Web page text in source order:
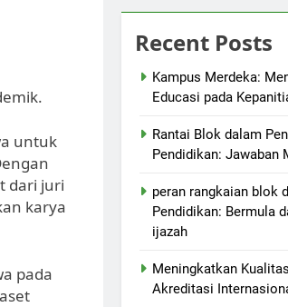
untuk
dari juri
karya
pada
Recent Posts
Kampus Merdeka:
Educasi pada
Rantai Blok dalam
Pendidikan: Jawaban
peran rangkaian blok
Pendidikan: Bermula
ijazah
Meningkatkan
Akreditasi